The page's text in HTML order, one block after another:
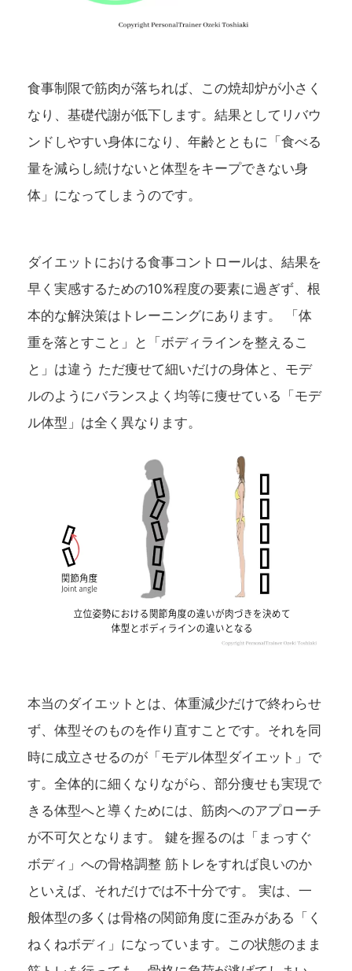
食事制限で筋肉が落ちれば、この焼却炉が小さく
なり、基礎代謝が低下します。結果としてリバウ
ンドしやすい身体になり、年齢とともに「食べる
量を減らし続けないと体型をキープできない身
体」になってしまうのです。
ダイエットにおける食事コントロールは、結果を
早く実感するための10%程度の要素に過ぎず、根
本的な解決策はトレーニングにあります。 「体
重を落とすこと」と「ボディラインを整えるこ
と」は違う ただ痩せて細いだけの身体と、モデ
ルのようにバランスよく均等に痩せている「モデ
ル体型」は全く異なります。
本当のダイエットとは、体重減少だけで終わらせ
ず、体型そのものを作り直すことです。それを同
時に成立させるのが「モデル体型ダイエット」で
す。全体的に細くなりながら、部分痩せも実現で
きる体型へと導くためには、筋肉へのアプローチ
が不可欠となります。 鍵を握るのは「まっすぐ
ボディ」への骨格調整 筋トレをすれば良いのか
といえば、それだけでは不十分です。 実は、一
般体型の多くは骨格の関節角度に歪みがある「く
ねくねボディ」になっています。この状態のまま